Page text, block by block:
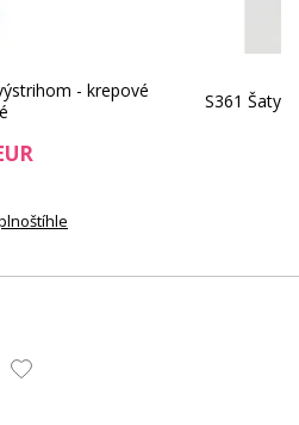
- krepové
S361 Šaty